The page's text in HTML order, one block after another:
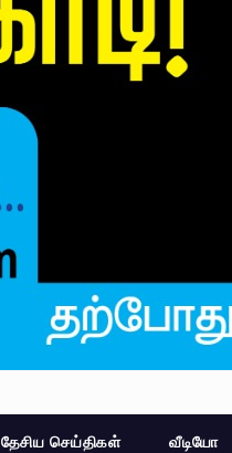
தேசிய செய்திகள் வீடியோ